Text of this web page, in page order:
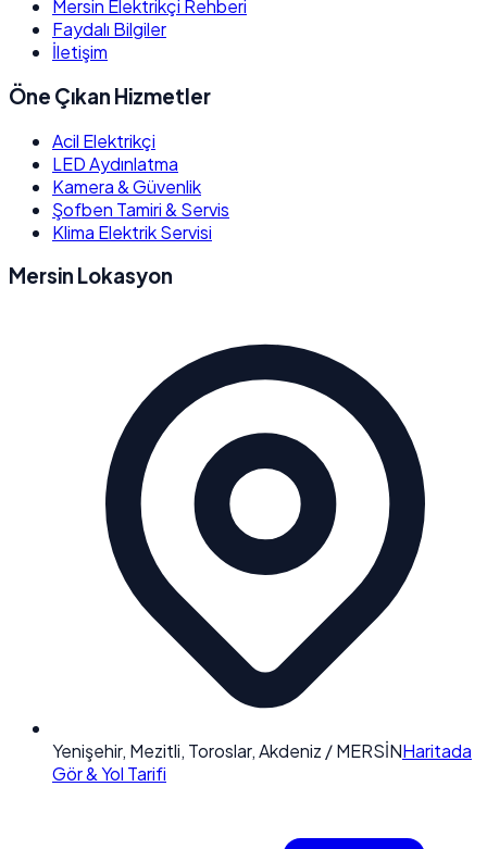
Mersin Elektrikçi Rehberi
Faydalı Bilgiler
İletişim
Öne Çıkan Hizmetler
Acil Elektrikçi
LED Aydınlatma
Kamera & Güvenlik
Şofben Tamiri & Servis
Klima Elektrik Servisi
Mersin Lokasyon
Yenişehir, Mezitli, Toroslar, Akdeniz / MERSİNHaritada
Gör & Yol Tarifi